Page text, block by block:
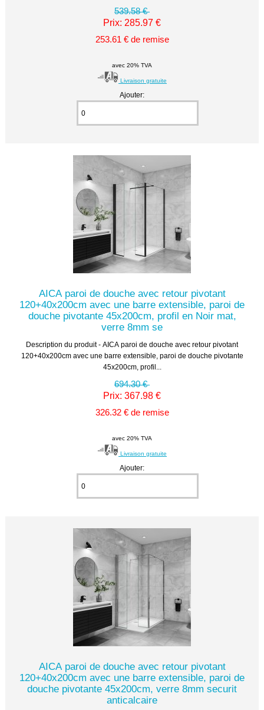
539.58 €
Prix: 285.97 €
253.61 € de remise
avec 20% TVA
Livraison gratuite
Ajouter:
AICA paroi de douche avec retour pivotant
120+40x200cm avec une barre extensible, paroi de
douche pivotante 45x200cm, profil en Noir mat,
verre 8mm se
Description du produit - AICA paroi de douche avec retour pivotant
120+40x200cm avec une barre extensible, paroi de douche pivotante
45x200cm, profil...
694.30 €
Prix: 367.98 €
326.32 € de remise
avec 20% TVA
Livraison gratuite
Ajouter:
AICA paroi de douche avec retour pivotant
120+40x200cm avec une barre extensible, paroi de
douche pivotante 45x200cm, verre 8mm securit
anticalcaire